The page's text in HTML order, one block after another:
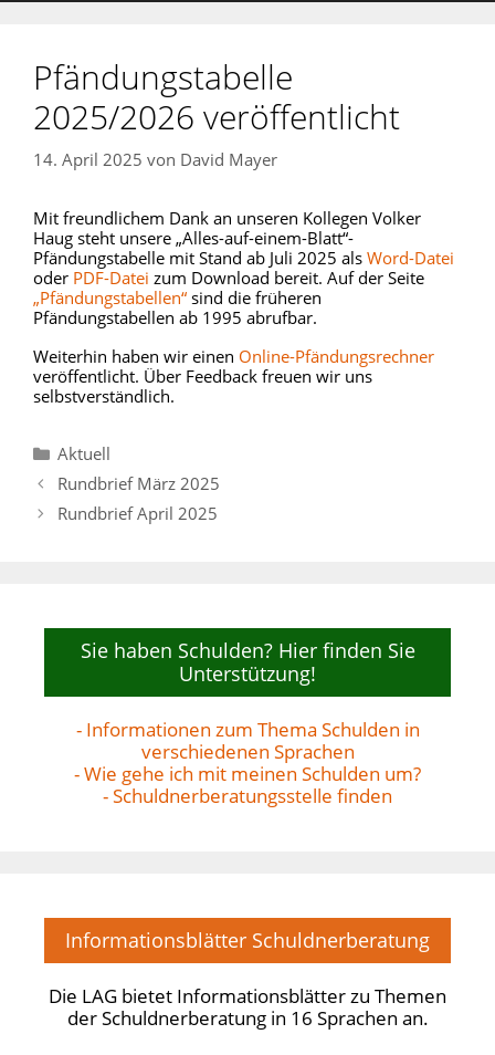
Pfändungstabelle
2025/2026 veröffentlicht
14. April 2025 von David Mayer
Mit freundlichem Dank an unseren Kollegen Volker
Haug steht unsere „Alles-auf-einem-Blatt“-
Pfändungstabelle mit Stand ab Juli 2025 als Word-Datei
oder PDF-Datei zum Download bereit. Auf der Seite
„Pfändungstabellen“ sind die früheren
Pfändungstabellen ab 1995 abrufbar.
Weiterhin haben wir einen Online-Pfändungsrechner
veröffentlicht. Über Feedback freuen wir uns
selbstverständlich.
Kategorien
Aktuell
Rundbrief März 2025
Rundbrief April 2025
Sie haben Schulden? Hier finden Sie
Unterstützung!
- Informationen zum Thema Schulden in
verschiedenen Sprachen
- Wie gehe ich mit meinen Schulden um?
- Schuldnerberatungsstelle finden
Informationsblätter Schuldnerberatung
Die LAG bietet Informationsblätter zu Themen
der Schuldnerberatung in 16 Sprachen an.